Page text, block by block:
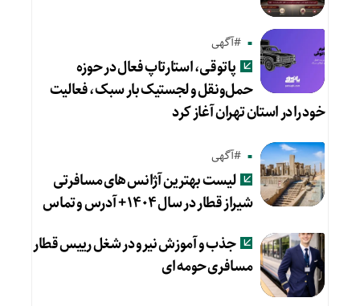
#آگهی
پاتوقی، استارتاپ فعال در حوزه
حمل‌ونقل و لجستیک بار سبک، فعالیت
خود را در استان تهران آغاز کرد
#آگهی
لیست بهترین آژانس های مسافرتی
شیراز قطار در سال ۱۴۰۴ + آدرس و تماس
جذب و آموزش نیرو در شغل رییس قطار
مسافری حومه ای